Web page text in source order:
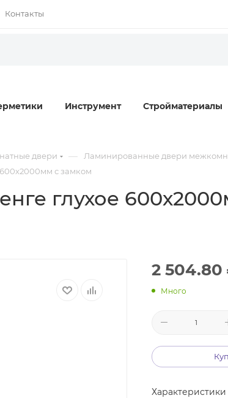
Контакты
Инструмент Стройматериалы
двери — Ламинированные двери
с замком
глухое
2 504.80
Много
Характеристики